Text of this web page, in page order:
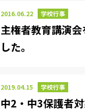
2016.06.22 学校行事
主権者教育講演
した。
2019.04.15 学校行事
中2・中3保護者